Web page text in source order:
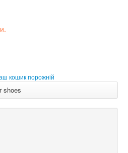
РОС
кошик порожній
shoes